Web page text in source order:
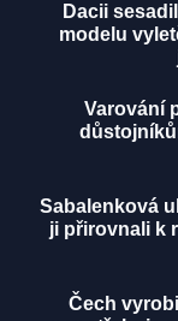
Dacii
modelu
Varování
Sabalenková
ji přirovnali k
Čech